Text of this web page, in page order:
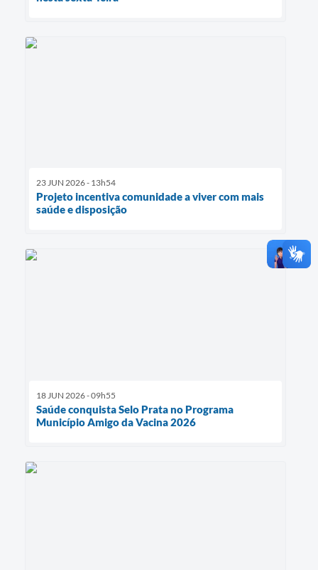
23 JUN 2026 - 13h54
Projeto incentiva comunidade a viver com mais
saúde e disposição
18 JUN 2026 - 09h55
Saúde conquista Selo Prata no Programa
Município Amigo da Vacina 2026